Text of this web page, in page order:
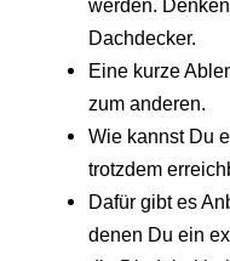
werden.
Dachdecker.
Eine kurze
zum anderen.
Wie kannst Du
trotzdem
Dafür gibt es
denen Du ein